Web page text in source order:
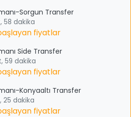
Sorgun Transfer
58 dakika
fiyatlar
Side Transfer
59 dakika
fiyatlar
Konyaaltı Transfer
25 dakika
fiyatlar